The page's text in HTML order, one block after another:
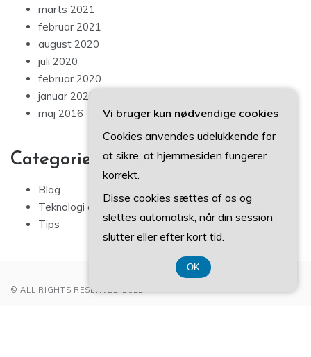
marts 2021
februar 2021
august 2020
juli 2020
februar 2020
januar 2020
maj 2016
Categories
Blog
Teknologi og IT
Tips
© ALL RIGHTS RESERVED 2022
Vi bruger kun nødvendige cookies
Cookies anvendes udelukkende for
at sikre, at hjemmesiden fungerer
korrekt.
Disse cookies sættes af os og
slettes automatisk, når din session
slutter eller efter kort tid.
OK